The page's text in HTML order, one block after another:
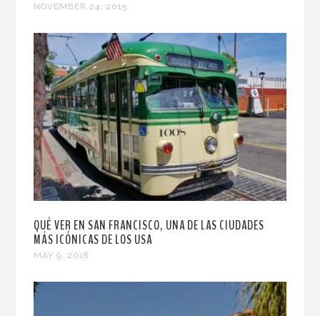
NOVEMBER 24, 2015
QUÉ VER EN SAN FRANCISCO, UNA DE LAS CIUDADES
MÁS ICÓNICAS DE LOS USA
MAY 9, 2018